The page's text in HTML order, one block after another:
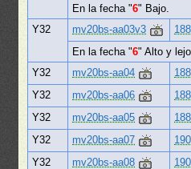
En la fecha "6" Bajo.
Y32
mv20bs-aa03v3
En la fecha "6" Alto y
Y32
mv20bs-aa04
Y32
mv20bs-aa06
Y32
mv20bs-aa05
Y32
mv20bs-aa07
Y32
mv20bs-aa08